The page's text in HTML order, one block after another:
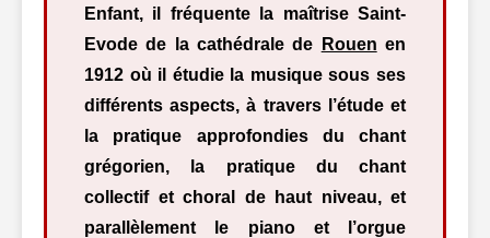
Enfant, il fréquente la maîtrise Saint-
Evode de la cathédrale de
Rouen en
1912 où il étudie la musique sous ses
différents aspects, à travers l’étude et
la pratique approfondies du chant
grégorien, la pratique du chant
collectif et choral de haut niveau, et
parallèlement le piano et l’orgue